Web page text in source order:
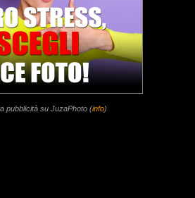
pubblicità su JuzaPhoto (info)